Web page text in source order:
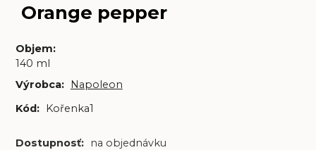
Orange pepper
Objem:
140 ml
Výrobca:
Napoleon
Kód: Kořenka1
Dostupnosť:
na objednávku